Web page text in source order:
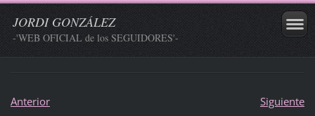
JORDI GONZÁLEZ
-'WEB OFICIAL de los SEGUIDORES'-
Anterior
Siguiente